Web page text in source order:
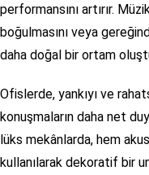
performansını artırır.
boğulmasını veya
daha doğal bir ortam
Ofislerde, yankıyı ve
konuşmaların daha net
lüks mekânlarda, hem
kullanılarak dekoratif bir